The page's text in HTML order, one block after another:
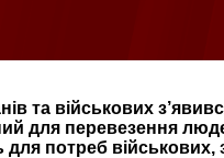
та військових
для перевезення
потреб військових,